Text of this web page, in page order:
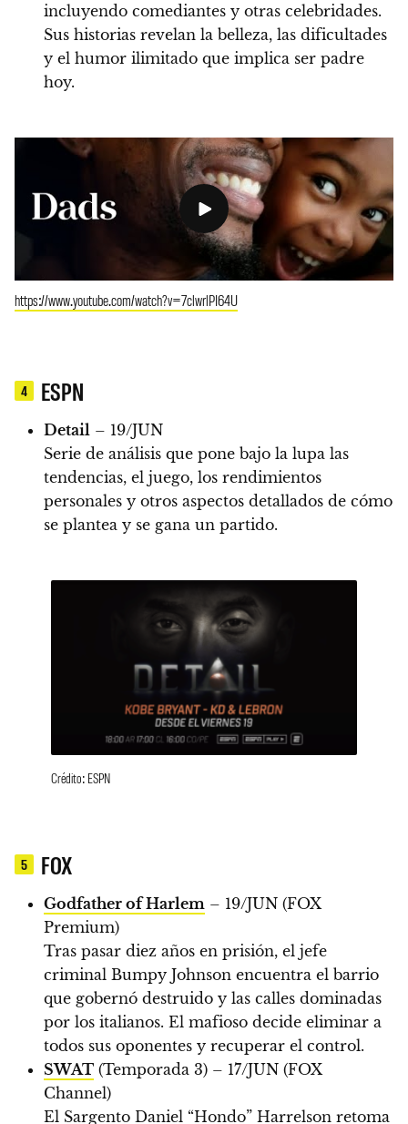
incluyendo comediantes y otras celebridades.
Sus historias revelan la belleza, las dificultades
y el humor ilimitado que implica ser padre
hoy.
https://www.youtube.com/watch?v=7clwrlPI64U
4 ESPN
Detail – 19/JUN
Serie de análisis que pone bajo la lupa las
tendencias, el juego, los rendimientos
personales y otros aspectos detallados de cómo
se plantea y se gana un partido.
Crédito: ESPN
5 FOX
Godfather of Harlem – 19/JUN (FOX
Premium)
Tras pasar diez años en prisión, el jefe
criminal Bumpy Johnson encuentra el barrio
que gobernó destruido y las calles dominadas
por los italianos. El mafioso decide eliminar a
todos sus oponentes y recuperar el control.
SWAT (Temporada 3) – 17/JUN (FOX
Channel)
El Sargento Daniel “Hondo” Harrelson retoma